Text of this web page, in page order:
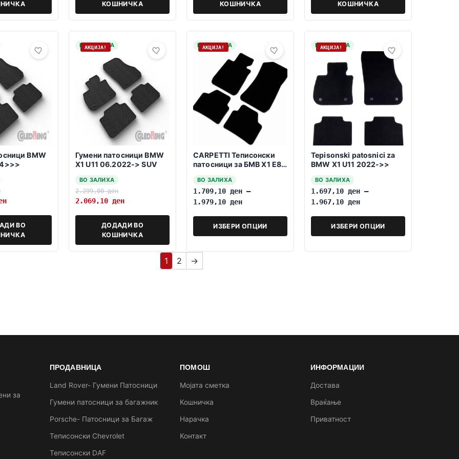
КОШНИЧКА КОШНИЧКА КОШНИЧКА
BMW
ВО
НА ЗАЛИХА
АКЦИЈА!
Гумени патосници BMW
X1 U11 06.2022-> SUV
ВО ЗАЛИХА
2.299,00ден
2.069,10 ден
ДОДАДИ ВО
КОШНИЧКА
НА ЗАЛИХА
АКЦИЈА!
CARPETTI Теписонски
патосници за БМВ Х1 E84
ВО ЗАЛИХА
1.709,10 ден –
1.979,10 ден
ИЗБЕРИ ОПЦИИ
НА ЗАЛИХА
АКЦИЈА!
Tepisonski patosnici za
BMW X1 U11 2022->>
ВО ЗАЛИХА
1.697,10 ден –
1.967,10 ден
ИЗБЕРИ ОПЦИИ
1 2 →
за
ПРОДАВНИЦА
Land Rover- Гумени Патосници
Гумени патосници за багажник
Porsche- Патосници за Багаж
Теписонски Chevrolet
Теписонски DAF
ПОМОШ
Мојата сметка
Кошничка
Нарачка
Контакт
ИНФОРМАЦИИ
Достава
Враќање
Приватност